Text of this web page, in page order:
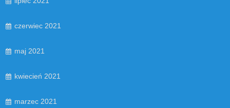
czerwiec 2021
maj 2021
kwiecień 2021
marzec 2021